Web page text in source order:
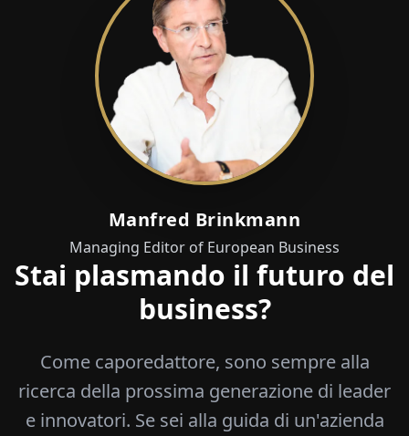
Manfred Brinkmann
Managing Editor of European Business
Stai plasmando il futuro del
business?
Come caporedattore, sono sempre alla
ricerca della prossima generazione di leader
e innovatori. Se sei alla guida di un'azienda